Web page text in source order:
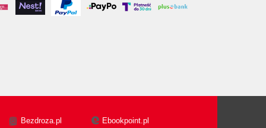
Bezdroza.pl Ebookpoint.pl